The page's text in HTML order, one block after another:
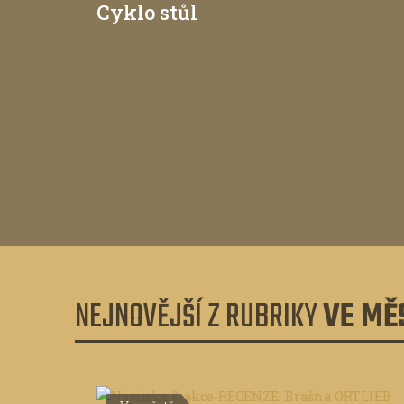
Cyklo stůl
NEJNOVĚJŠÍ Z RUBRIKYVE